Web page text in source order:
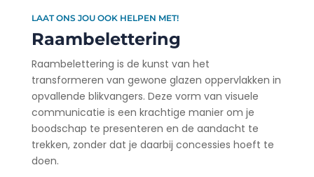
LAAT ONS JOU OOK HELPEN MET!
Raambelettering
Raambelettering is de kunst van het
transformeren van gewone glazen oppervlakken in
opvallende blikvangers. Deze vorm van visuele
communicatie is een krachtige manier om je
boodschap te presenteren en de aandacht te
trekken, zonder dat je daarbij concessies hoeft te
doen.